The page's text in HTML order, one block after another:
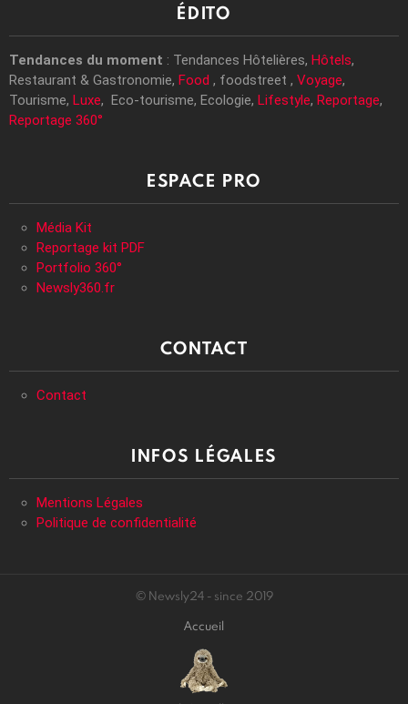
ÉDITO
Tendances du moment : Tendances Hôtelières, Hôtels,
Restaurant & Gastronomie, Food , foodstreet , Voyage,
Tourisme, Luxe, Eco-tourisme, Ecologie, Lifestyle, Reportage,
Reportage 360°
ESPACE PRO
Média Kit
Reportage kit PDF
Portfolio 360°
Newsly360.fr
CONTACT
Contact
INFOS LÉGALES
Mentions Légales
Politique de confidentialité
© Newsly24 - since 2019
Accueil